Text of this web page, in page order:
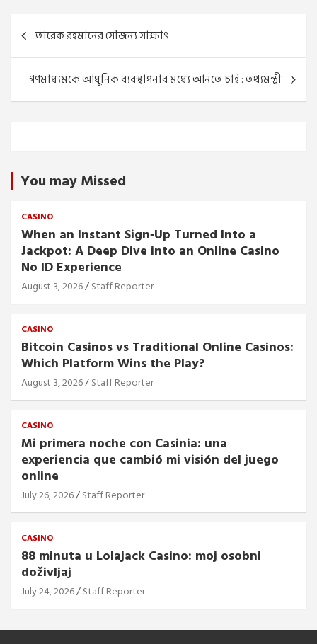
Post
navigation
তারেক রহমানের সৌজন্য সাক্ষাৎ
গণমাধ্যমকে আধুনিক ব্যবস্থাপনার মধ্যে আনতে চাই : তথ্যমন্ত্রী
You may Missed
CASINO
When an Instant Sign‑Up Turned Into a
Jackpot: A Deep Dive into an Online Casino
No ID Experience
August 3, 2026 Staff Reporter
CASINO
Bitcoin Casinos vs Traditional Online Casinos:
Which Platform Wins the Play?
August 3, 2026 Staff Reporter
CASINO
Mi primera noche con Casinia: una
experiencia que cambió mi visión del juego
online
July 26, 2026 Staff Reporter
CASINO
88 minuta u Lolajack Casino: moj osobni
doživljaj
July 24, 2026 Staff Reporter